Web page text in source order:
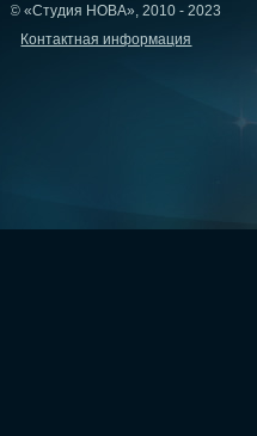
© «Студия НОВА», 2010 - 2023
Контактная информация